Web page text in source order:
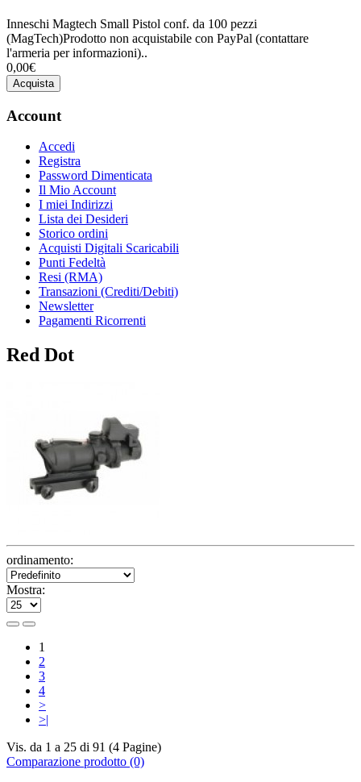
Inneschi Magtech Small Pistol conf. da 100 pezzi
(MagTech)Prodotto non acquistabile con PayPal (contattare
l'armeria per informazioni)..
0,00€
Acquista
Account
Accedi
Registra
Password Dimenticata
Il Mio Account
I miei Indirizzi
Lista dei Desideri
Storico ordini
Acquisti Digitali Scaricabili
Punti Fedeltà
Resi (RMA)
Transazioni (Crediti/Debiti)
Newsletter
Pagamenti Ricorrenti
Red Dot
ordinamento:
Mostra:
1
2
3
4
>
>|
Vis. da 1 a 25 di 91 (4 Pagine)
Comparazione prodotto (0)